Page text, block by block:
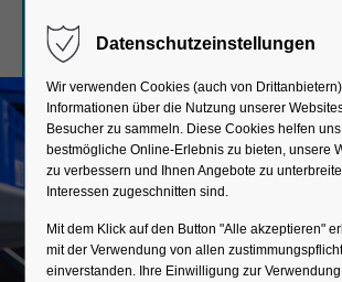
Der Eintrag "offcanvas-col1"
nicht.
Der Eintrag "offcanvas-col2"
nicht.
Der Eintrag "offcanvas-col3"
Datenschutzeinstellungen
Wir verwenden Cookies (auch von
Informationen über die Nutzung unserer
Besucher zu sammeln. Diese Cookies helfen
bestmögliche Online-Erlebnis zu bieten, unsere
zu verbessern und Ihnen Angebote zu
Interessen zugeschnitten sind.
Mit dem Klick auf den Button "Alle akzeptieren"
mit der Verwendung von allen
einverstanden. Ihre Einwilligung zur